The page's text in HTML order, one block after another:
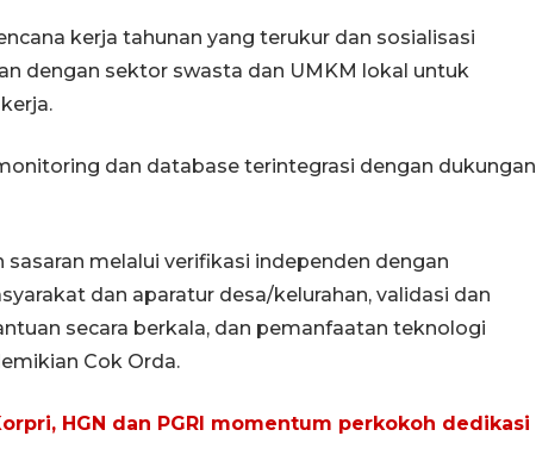
kerja tahunan yang terukur dan sosialisasi
dengan sektor swasta dan UMKM lokal untuk
dan database terintegrasi dengan dukungan
melalui verifikasi independen dengan
dan aparatur desa/kelurahan, validasi dan
secara berkala, dan pemanfaatan teknologi
Cok Orda.
HGN dan PGRI momentum perkokoh dedikasi